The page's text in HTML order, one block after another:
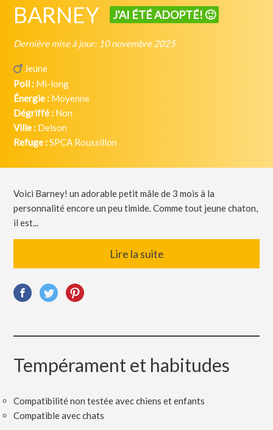
BARNEY J'AI ÉTÉ ADOPTÉ! 🙂
Dernière mise à jour: 10 novembre 2025
Jeune
Poil : Mi-long
Énergie : Moyenne
Dégriffé : Non
Ville : Delson
Refuge :SPCA Roussillon
Voici Barney! un adorable petit mâle de 3 mois à la
personnalité encore un peu timide. Comme tout jeune chaton,
il est...
Lire la suite
Tempérament et habitudes
Compatibilité non testée avec chiens et enfants
Compatible avec chats